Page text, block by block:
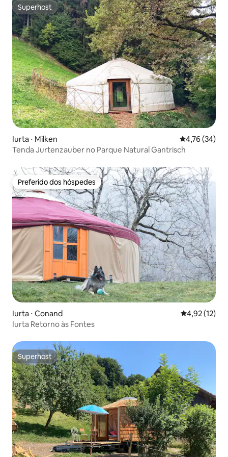
Superhost
Superhost
Iurta ⋅ Milken 4,76 de uma
4,76 (34)
Tenda Jurtenzauber no Parque Natural Gantrisch
Preferido dos hóspedes
Preferido dos hóspedes
Iurta ⋅ Conand 4,92 de uma
4,92 (12)
Iurta Retorno às Fontes
Superhost
Superhost